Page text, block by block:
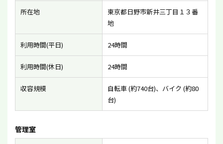
所在地
東京都日野市新井三丁目１３番
地
利用時間(平日) 24時間
利用時間(休日) 24時間
収容規模
自転車 (約740台)、バイク (約80
台)
管理室